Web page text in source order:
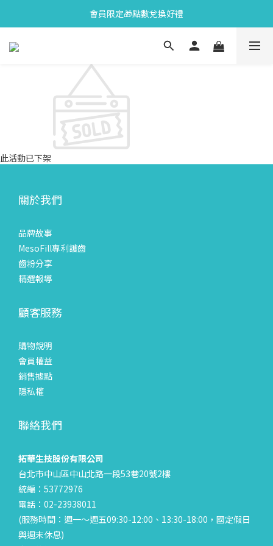
會員限定🎁點數兌換好禮
會員限定🎁點數兌換好禮
全新上市🫧變色牙膏加碼送好禮
會員限定🎁點數兌換好禮
此活動已下架
關於我們
品牌故事
MesoFill專利護齒
齒粉分享
精選報導
顧客服務
購物說明
會員權益
銷售據點
隱私權
聯絡我們
拓華生技股份有限公司
台北市中山區中山北路一段53巷20號2樓
統編：53772976
電話：02-23938011
(服務時間：週一～週五09:30-12:00、13:30-18:00，國定假日
與週末休息)